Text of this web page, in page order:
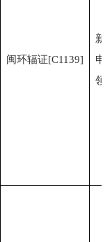
闽环辐证[C1139]
新
申
领